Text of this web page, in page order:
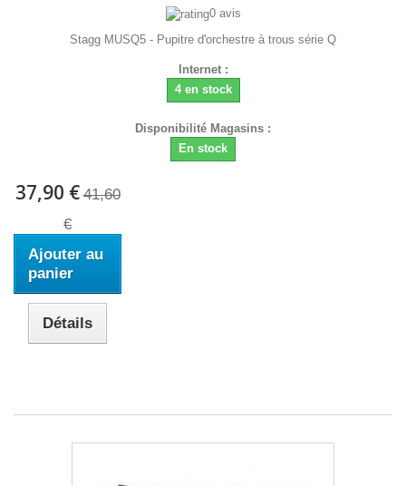
0 avis
Stagg MUSQ5 - Pupitre d'orchestre à trous série Q
Internet :
4 en stock
Disponibilité Magasins :
En stock
37,90 € 41,60
€
Ajouter au
panier
Détails